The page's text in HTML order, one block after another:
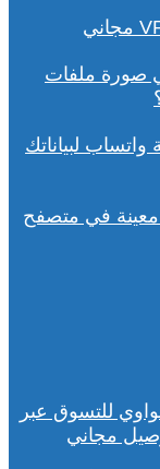
صورة ملفات
لبياناتك
في متصفح
للتسوق عبر
مجاني